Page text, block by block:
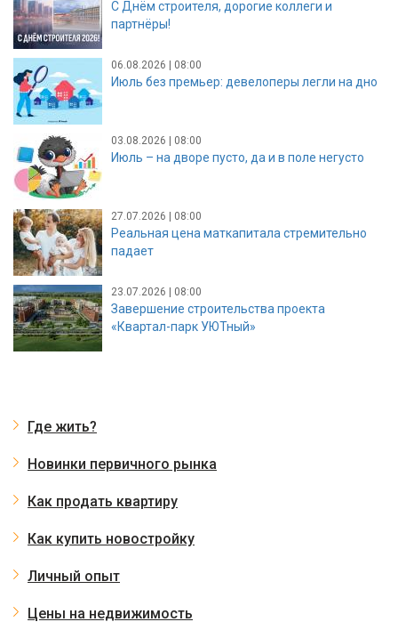
С Днём строителя, дорогие коллеги и
партнёры!
06.08.2026 | 08:00
Июль без премьер: девелоперы легли на дно
03.08.2026 | 08:00
Июль – на дворе пусто, да и в поле негусто
27.07.2026 | 08:00
Реальная цена маткапитала стремительно
падает
23.07.2026 | 08:00
Завершение строительства проекта
«Квартал-парк УЮТный»
Где жить?
Новинки первичного рынка
Как продать квартиру
Как купить новостройку
Личный опыт
Цены на недвижимость